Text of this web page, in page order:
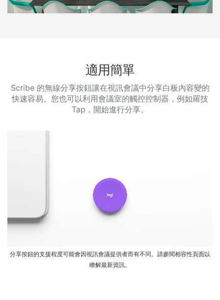
適用簡單
Scribe 的無線分享按鈕讓在視訊會議中分享白板內容變的
快速容易。您也可以利用會議室的觸控控制器，例如羅技
Tap，開始進行分享。
分享按鈕的支援程度可能會因視訊會議提供者而有不同。請參閱相容性頁面以
瞭解最新資訊。